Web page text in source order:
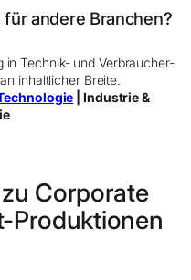
andere Branchen?
in Technik‑ und Verbraucher­
inhaltlicher Breite.
| Industrie &
Corporate
Produktionen